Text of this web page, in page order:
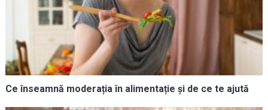
Ce înseamnă moderația în alimentație și de ce te ajută